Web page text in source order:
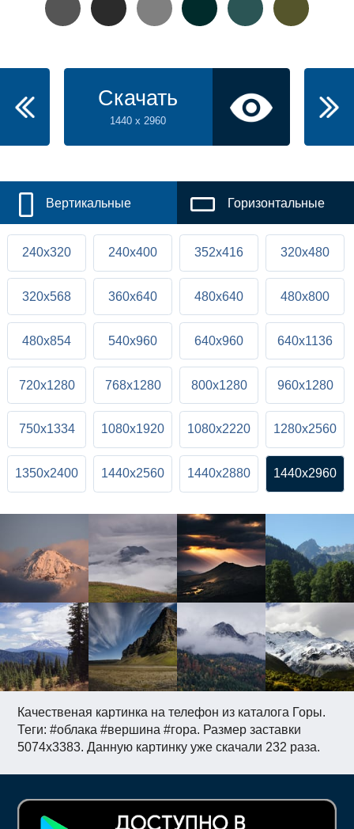
Качественая картинка на телефон из каталога Горы.
Теги: #облака #вершина #гора. Размер заставки
5074x3383. Данную картинку уже скачали 232 раза.
Скачать
1440 x 2960
Вертикальные Горизонтальные
240x320 240x400 352x416 320x480
320x568 360x640 480x640 480x800
480x854 540x960 640x960 640x1136
720x1280 768x1280 800x1280 960x1280
750x1334 1080x1920 1080x2220 1280x2560
1350x2400 1440x2560 1440x2880 1440x2960